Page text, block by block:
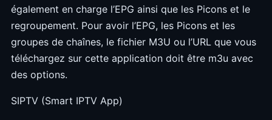
également en charge l’EPG ainsi que les Picons et le
regroupement. Pour avoir l’EPG, les Picons et les
groupes de chaînes, le fichier M3U ou l’URL que vous
téléchargez sur cette application doit être m3u avec
des options.
SIPTV (Smart IPTV App)